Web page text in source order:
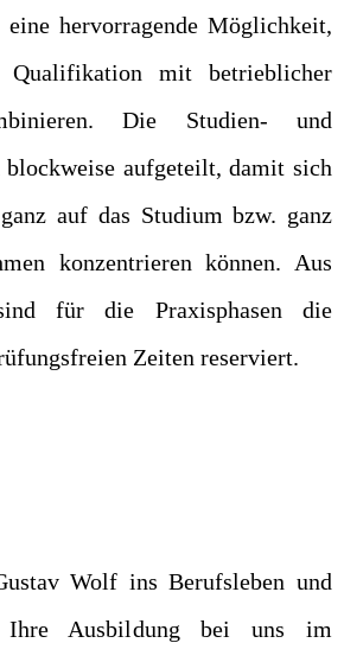
hervorragende Möglichkeit,
Qualifikation mit betrieblicher
Die Studien- und
blockweise aufgeteilt, damit sich
auf das Studium bzw. ganz
konzentrieren können. Aus
für die Praxisphasen die
Zeiten reserviert.
Wolf ins Berufsleben und
Ihre Ausbildung bei uns im